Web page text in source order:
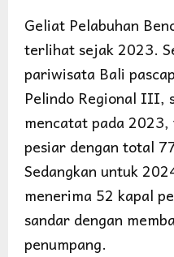
Geliat Pelabuhan
terlihat sejak 2023.
pariwisata Bali
Pelindo Regional III,
mencatat pada
pesiar dengan total
Sedangkan untuk
menerima 52 kapal
sandar dengan
penumpang.